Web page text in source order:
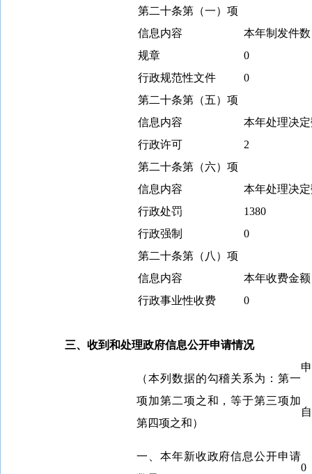
第二十条第（一）项
信息内容
本年制 发件数
规章
0
行政规范性文件
0
第二十条第（五）项
信息内容
本年处理决
行政许可
2
第二十条第（六）项
信息内容
本年处理决
行政处罚
1380
行政强制
0
第二十条第（八）项
信息内容
本年收费金
行政事业性收费
0
三、收到和处理政府信息公开申请情况
（本列数据的勾稽关系为：第一
项加第二项之和，等于第三项加
第四项之和）
一、本年新收政府信息公开申请
0